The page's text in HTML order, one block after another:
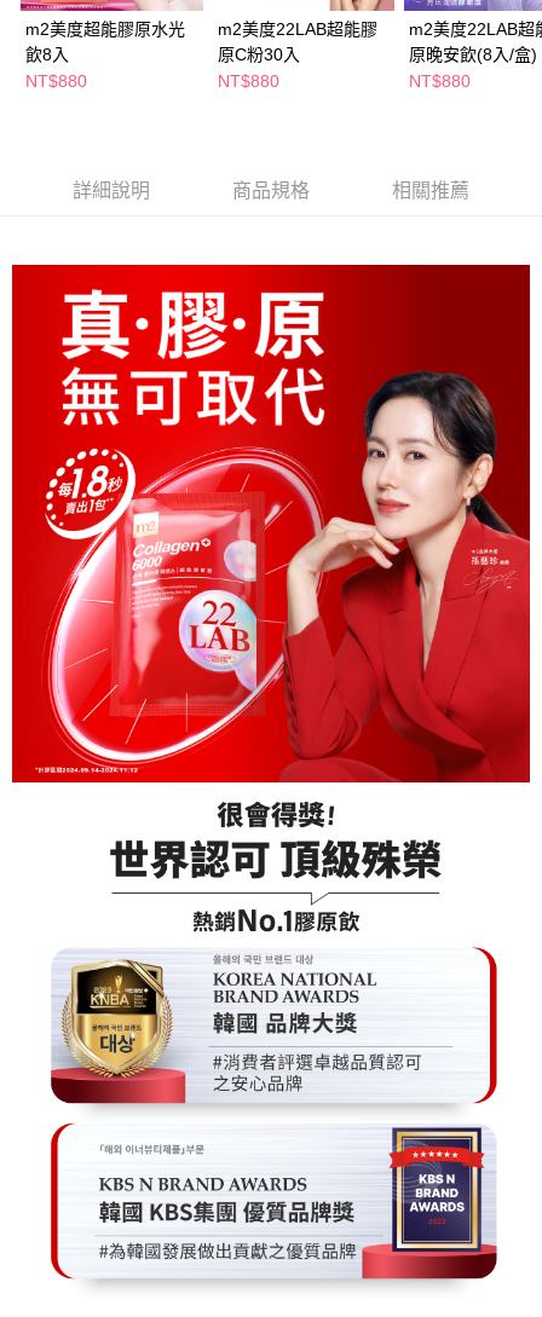
３．未成年的使用者請事先徵得法定代理人或監護人之同意方可使用
「AFTEE先享後付」，若未經同意申辦者引起之損失，本公司不負相關責
任。
４．使用「AFTEE先享後付」時，將依據個別帳號之用戶狀況，依本公司即
宅配(本島)
每筆NT$100，滿NT$790(含以上)免運費
m2美度超能膠原水光
飲8入
NT$880
m2美度22LAB超能膠
原C粉30入
NT$880
m2美度22LAB超
原晚安飲(8入/盒)
NT$880
詳細說明 商品規格 相關推薦